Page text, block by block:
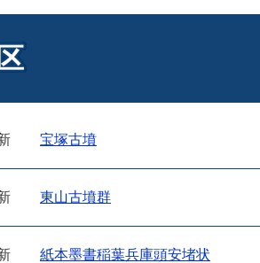
宝塚古墳
東山古墳群
紙本墨書稲葉兵庫頭安堵状